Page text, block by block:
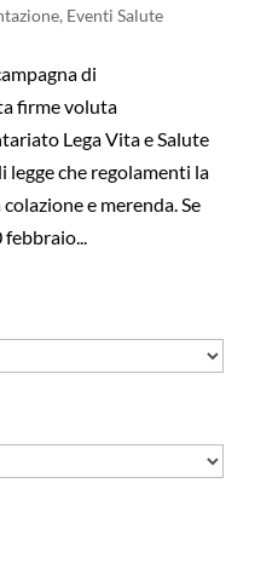
, Eventi Salute
di
firme voluta
Lega Vita e Salute
legge che regolamenti la
e merenda. Se
febbraio...